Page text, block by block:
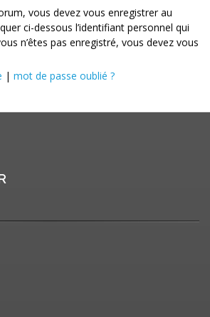
vous devez vous enregistrer au
ci-dessous l’identifiant personnel qui
n’êtes pas enregistré, vous devez vous
| mot de passe oublié ?